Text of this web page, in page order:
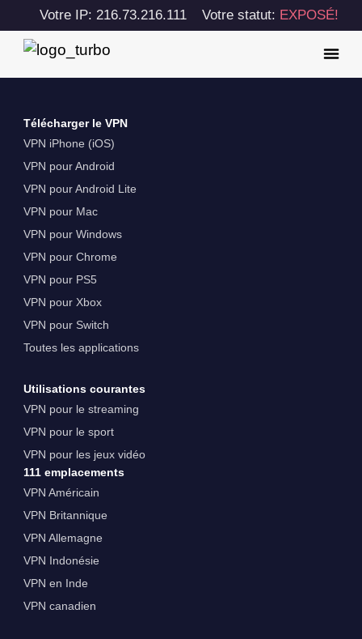
Votre IP: 216.73.216.111 Votre statut: EXPOSÉ!
Télécharger le VPN
VPN iPhone (iOS)
VPN pour Android
VPN pour Android Lite
VPN pour Mac
VPN pour Windows
VPN pour Chrome
VPN pour PS5
VPN pour Xbox
VPN pour Switch
Toutes les applications
Utilisations courantes
VPN pour le streaming
VPN pour le sport
VPN pour les jeux vidéo
111 emplacements
VPN Américain
VPN Britannique
VPN Allemagne
VPN Indonésie
VPN en Inde
VPN canadien